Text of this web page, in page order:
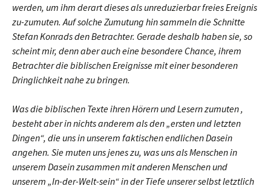
werden, um ihm derart dieses als unreduzierbar freies Ereignis
zu-zumuten. Auf solche Zumutung hin sammeln die Schnitte
Stefan Konrads den Betrachter. Gerade deshalb haben sie, so
scheint mir, denn aber auch eine besondere Chance, ihrem
Betrachter die biblischen Ereignisse mit einer besonderen
Dringlichkeit nahe zu bringen.
Was die biblischen Texte ihren Hörern und Lesern zumuten ,
besteht aber in nichts anderem als den „ersten und letzten
Dingen“, die uns in unserem faktischen endlichen Dasein
angehen. Sie muten uns jenes zu, was uns als Menschen in
unserem Dasein zusammen mit anderen Menschen und
unserem „In-der-Welt-sein“ in der Tiefe unserer selbst letztlich